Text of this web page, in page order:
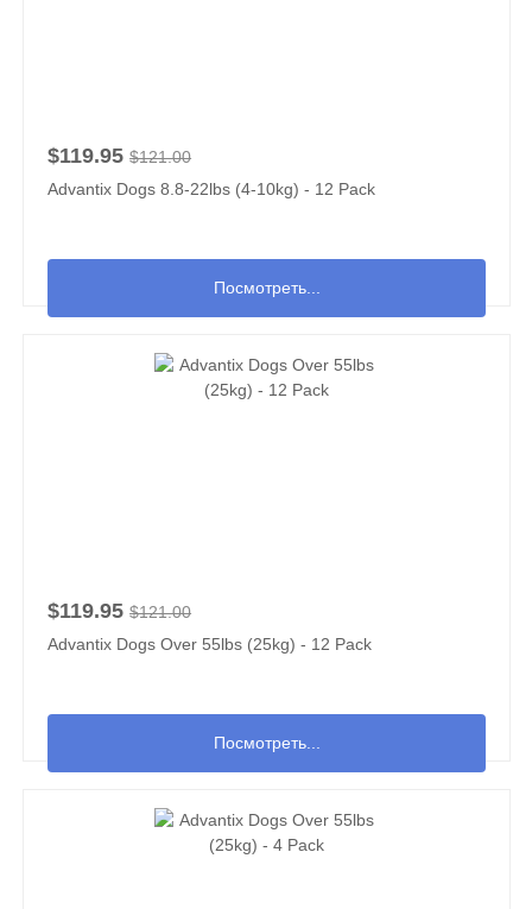
$119.95 $121.00
Advantix Dogs 8.8-22lbs (4-10kg) - 12 Pack
Посмотреть...
$119.95 $121.00
Advantix Dogs Over 55lbs (25kg) - 12 Pack
Посмотреть...